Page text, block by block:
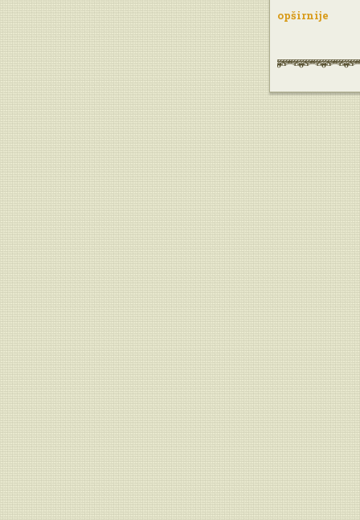
opširnije